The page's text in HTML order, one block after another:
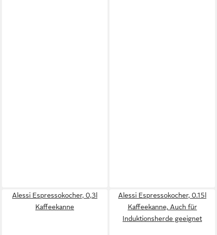
Alessi Espressokocher, 0,3l
Kaffeekanne
Alessi Espressokocher, 0.15l
Kaffeekanne, Auch für
Induktionsherde geeignet